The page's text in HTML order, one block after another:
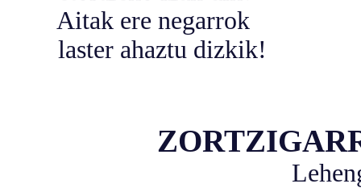
Aitak ere negarrok
laster ahaztu dizkik!